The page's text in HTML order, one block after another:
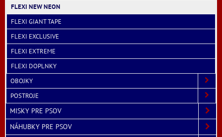
FLEXI NEW NEON
FLEXI GIANT TAPE
FLEXI EXCLUSIVE
FLEXI EXTREME
FLEXI DOPLNKY
OBOJKY
POSTROJE
MISKY PRE PSOV
NÁHUBKY PRE PSOV